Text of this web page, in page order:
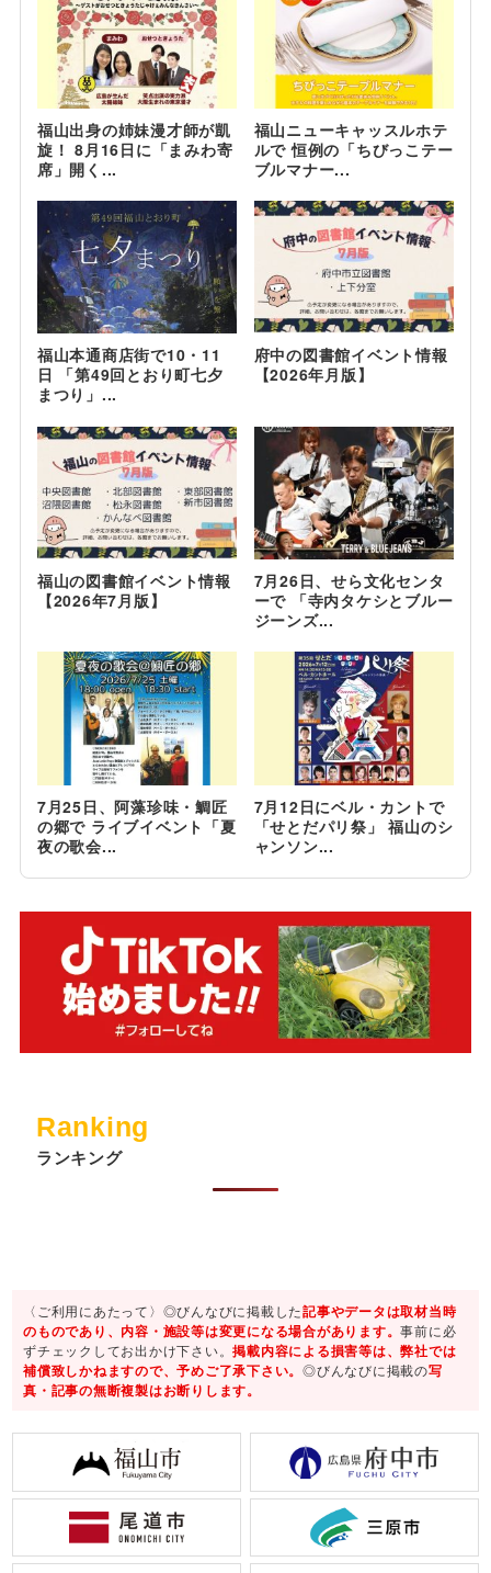
福山出身の姉妹漫才師が凱
旋！ 8月16日に「まみわ寄
席」開く...
福山ニューキャッスルホテ
ルで 恒例の「ちびっこテー
ブルマナー...
福山本通商店街で10・11
日 「第49回とおり町七夕
まつり」...
府中の図書館イベント情報
【2026年月版】
福山の図書館イベント情報
【2026年7月版】
7月26日、せら文化センタ
ーで 「寺内タケシとブルー
ジーンズ...
7月25日、阿藻珍味・鯛匠
の郷で ライブイベント「夏
夜の歌会...
7月12日にベル・カントで
「せとだパリ祭」 福山のシ
ャンソン...
Ranking
ランキング
〈ご利用にあたって〉◎びんなびに掲載した記事やデータは取材当時
のものであり、内容・施設等は変更になる場合があります。事前に必
ずチェックしてお出かけ下さい。掲載内容による損害等は、弊社では
補償致しかねますので、予めご了承下さい。◎びんなびに掲載の写
真・記事の無断複製はお断りします。